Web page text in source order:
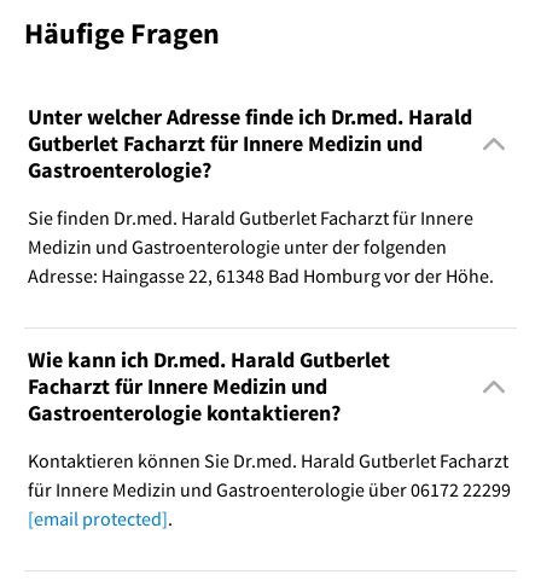
Häufige Fragen
Unter welcher Adresse finde ich Dr.med. Harald
Gutberlet Facharzt für Innere Medizin und
Gastroenterologie?
Sie finden Dr.med. Harald Gutberlet Facharzt für Innere
Medizin und Gastroenterologie unter der folgenden
Adresse: Haingasse 22, 61348 Bad Homburg vor der Höhe.
Wie kann ich Dr.med. Harald Gutberlet
Facharzt für Innere Medizin und
Gastroenterologie kontaktieren?
Kontaktieren können Sie Dr.med. Harald Gutberlet Facharzt
für Innere Medizin und Gastroenterologie über 06172 22299
[email protected].